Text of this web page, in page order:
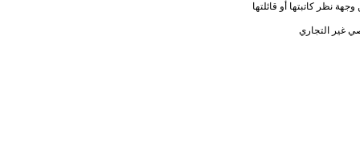
نظر كاتبتها أو قائلتها
غير التجاري